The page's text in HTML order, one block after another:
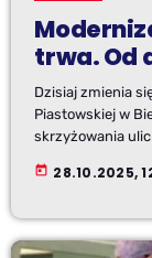
trwa. Od
Dzisiaj zmienia
Piastowskiej w
skrzyżowania
today 28.10.2025,